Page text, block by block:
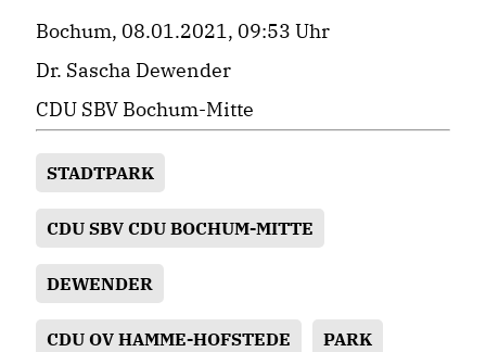
Bochum, 08.01.2021, 09:53 Uhr
Dr. Sascha Dewender
CDU SBV Bochum-Mitte
STADTPARK
CDU SBV CDU BOCHUM-MITTE
DEWENDER
CDU OV HAMME-HOFSTEDE PARK